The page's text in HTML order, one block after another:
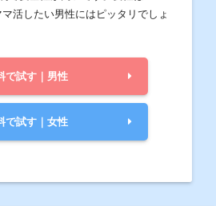
活したい男性にはピッタリでしょ
で試す｜男性
で試す｜女性